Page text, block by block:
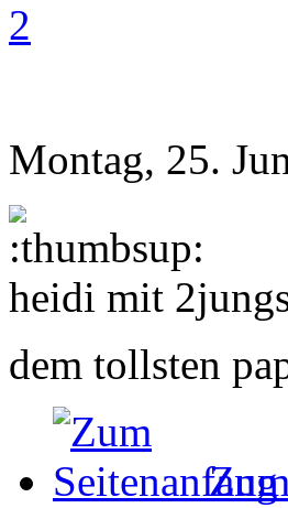
2
Montag, 25.
heidi mit
dem tollsten